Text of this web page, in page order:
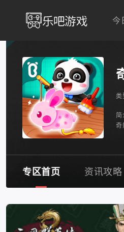
今
类
奇
专区首页 资讯攻略